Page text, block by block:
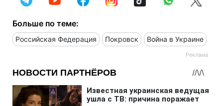
Больше по теме:
Российская Федерация Покровск Война в Украине